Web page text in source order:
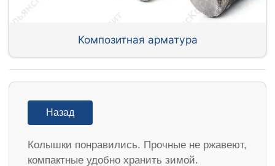
Композитная арматура
Назад
Колышки понравились. Прочные не ржавеют,
компактные удобно хранить зимой.